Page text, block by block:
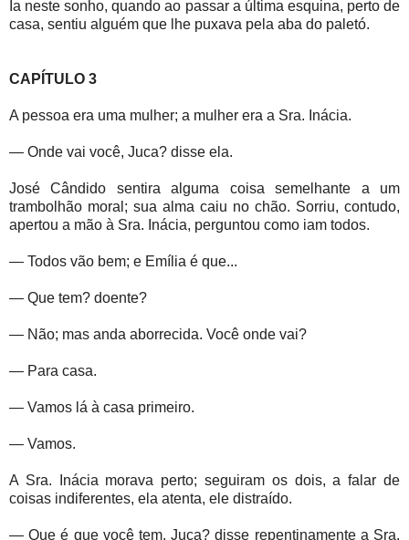
Ia neste sonho, quando ao passar a última esquina, perto de
casa, sentiu alguém que lhe puxava pela aba do paletó.
CAPÍTULO 3
A pessoa era uma mulher; a mulher era a Sra. Inácia.
— Onde vai você, Juca? disse ela.
José Cândido sentira alguma coisa semelhante a um
trambolhão moral; sua alma caiu no chão. Sorriu, contudo,
apertou a mão à Sra. Inácia, perguntou como iam todos.
— Todos vão bem; e Emília é que...
— Que tem? doente?
— Não; mas anda aborrecida. Você onde vai?
— Para casa.
— Vamos lá à casa primeiro.
— Vamos.
A Sra. Inácia morava perto; seguiram os dois, a falar de
coisas indiferentes, ela atenta, ele distraído.
— Que é que você tem, Juca? disse repentinamente a Sra.